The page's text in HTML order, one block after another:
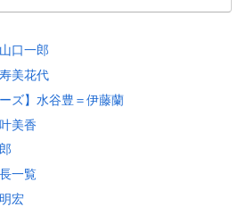
口一郎
美花代
ズ】水谷豊＝伊藤蘭
美香
一覧
宏